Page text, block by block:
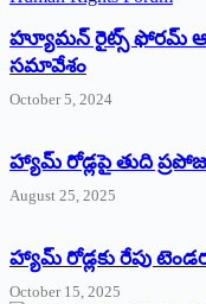
హ్యూమన్‌ రైట్స్‌ ఫోరమ్‌
సమావేశం
October 5, 2024
హ్యామ్‌ రోడ్లపై తుది
August 25, 2025
హ్యామ్‌ రోడ్లకు రేపు
October 15, 2025